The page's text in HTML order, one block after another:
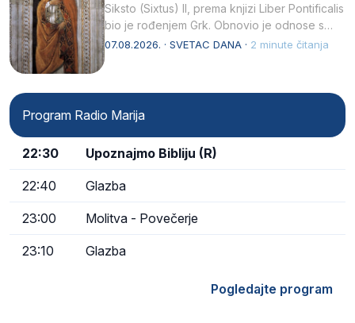
Siksto (Sixtus) II, prema knjizi Liber Pontificalis
bio je rođenjem Grk. Obnovio je odnose s
afričkim…
07.08.2026. · SVETAC DANA · 2 minute čitanja
Program Radio Marija
22:30 Upoznajmo Bibliju (R)
22:40 Glazba
23:00 Molitva - Povečerje
23:10 Glazba
Pogledajte program